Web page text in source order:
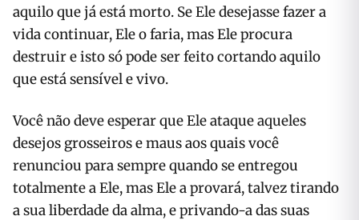
aquilo que já está morto. Se Ele desejasse fazer a
vida continuar, Ele o faria, mas Ele procura
destruir e isto só pode ser feito cortando aquilo
que está sensível e vivo.
Você não deve esperar que Ele ataque aqueles
desejos grosseiros e maus aos quais você
renunciou para sempre quando se entregou
totalmente a Ele, mas Ele a provará, talvez tirando
a sua liberdade da alma, e privando-a das suas